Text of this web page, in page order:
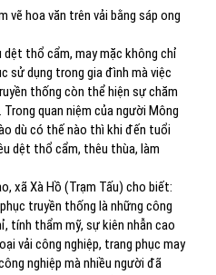
vẽ hoa văn trên vải bằng sáp ong
thổ cẩm, may mặc không chỉ
sử dụng trong gia đình mà việc
thống còn thể hiện sự chăm
quan niệm của người Mông
dù có thế nào thì khi đến tuổi
dệt thổ cẩm, thêu thùa, làm
xã Xà Hồ (Trạm Tấu) cho biết:
truyền thống là những công
tính thẩm mỹ, sự kiên nhẫn cao
vải công nghiệp, trang phục may
nghiệp mà nhiều người đã